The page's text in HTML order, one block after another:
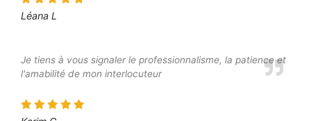
Léana L
Je tiens à vous signaler le professionnalisme, la patience et
l'amabilité de mon interlocuteur